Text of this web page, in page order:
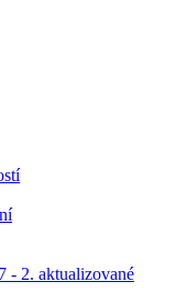
- 2. aktualizované